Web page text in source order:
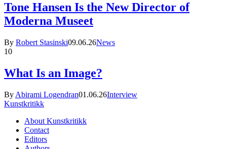
Tone Hansen Is the New Director of
Moderna Museet
By Robert Stasinski09.06.26News
10
What Is an Image?
By Abirami Logendran01.06.26Interview
Kunstkritikk
About Kunstkritikk
Contact
Editors